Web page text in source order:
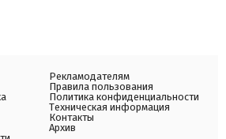
Рекламодателям
Правила пользования
Политика конфиденциальности
Техническая информация
Контакты
Архив